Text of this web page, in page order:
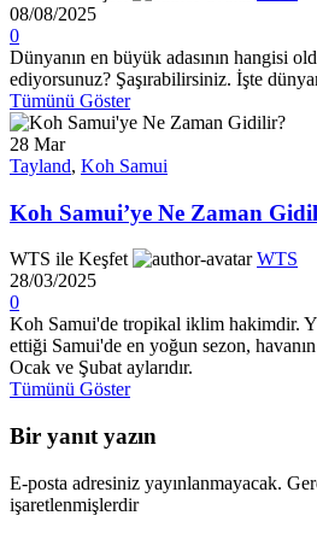
08/08/2025
0
Dünyanın en büyük adasının hangisi
ediyorsunuz? Şaşırabilirsiniz. İşte
Tümünü Göster
28 Mar
Tayland, Koh Samui
Koh Samui’ye Ne Zaman
WTS ile Keşfet
WTS
28/03/2025
0
Koh Samui'de tropikal iklim hakimdir.
ettiği Samui'de en yoğun sezon,
Ocak ve Şubat aylarıdır.
Tümünü Göster
Bir yanıt yazın
E-posta adresiniz yayınlanmayacak.
işaretlenmişlerdir